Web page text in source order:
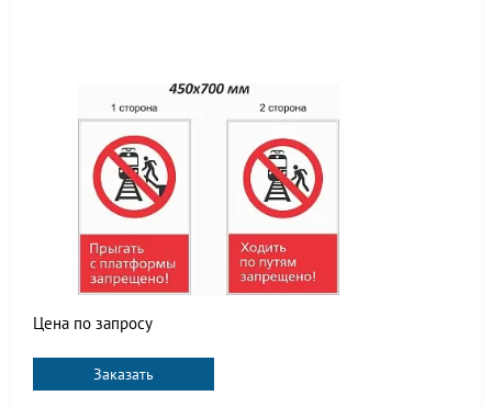
Цена по запросу
Заказать